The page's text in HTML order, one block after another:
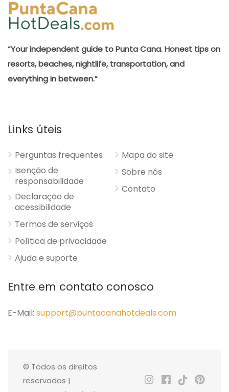
“Your independent guide to Punta Cana. Honest tips on
resorts, beaches, nightlife, transportation, and
everything in between.”
Links úteis
Perguntas frequentes
Isenção de
responsabilidade
Declaração de
acessibilidade
Termos de serviços
Política de privacidade
Ajuda e suporte
Mapa do site
Sobre nós
Contato
Entre em contato conosco
E-Mail: support@puntacanahotdeals.com
© Todos os direitos
reservados |